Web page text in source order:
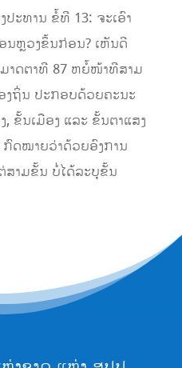
ປະທານ ຂໍ້ທີ 13: ຈະເອົາ
ນຫຼວງຂຶ້ນກ່ອນ? ເຫັນດີ
ມາດຕາທີ 87 ຫຍໍ້ໜ້າທີສາມ
ງຖິ່ນ ປະກອບດ້ວຍຄະນະ
ຂັ້ນເມືອງ ແລະ ຂັ້ນຕາແສງ
ດໝາຍວ່າດ້ວຍອົງການ
າມຂັ້ນ ບໍ່ໄດ້ລະບຸຂັ້ນ